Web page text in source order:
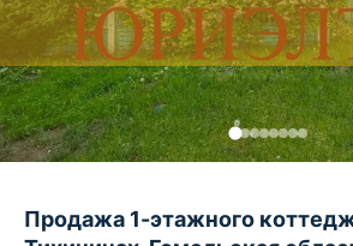
Продажа 1-этажного